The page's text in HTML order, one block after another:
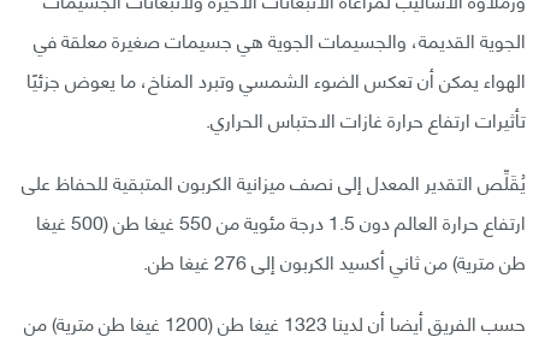
الجوية القديمة، والجسيمات الجوية هي جسيمات صغيرة معلقة في
الهواء يمكن أن تعكس الضوء الشمسي وتبرد المناخ، ما يعوض جزئيًا
تأثيرات ارتفاع حرارة غازات الاحتباس الحراري.
يُقَلِّص التقدير المعدل إلى نصف ميزانية الكربون المتبقية للحفاظ على
ارتفاع حرارة العالم دون 1.5 درجة مئوية من 550 غيغا طن (500 غيغا
طن مترية) من ثاني أكسيد الكربون إلى 276 غيغا طن.
حسب الفريق أيضا أن لدينا 1323 غيغا طن (1200 غيغا طن مترية) من